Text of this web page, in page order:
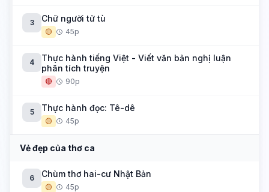
3 Chữ người tử tù
🟡 45p
4
Thực hành tiếng Việt - Viết văn bản nghị luận
phân tích truyện
🔴 90p
5 Thực hành đọc: Tê-dê
🟡 45p
Vẻ đẹp của thơ ca
6 Chùm thơ hai-cư Nhật Bản
🟡 45p